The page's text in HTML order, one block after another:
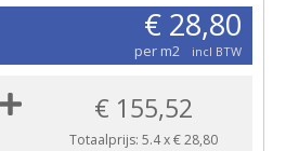
€ 28,80
per m2 incl BTW
€ 155,52
Totaalprijs: 5.4x€ 28,80